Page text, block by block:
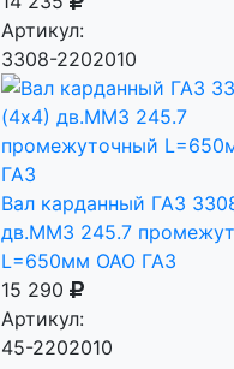
Артикул:
3308-2202010
Вал карданный ГАЗ
дв.ММЗ 245.7
L=650мм ОАО ГАЗ
15 290
Артикул:
45-2202010